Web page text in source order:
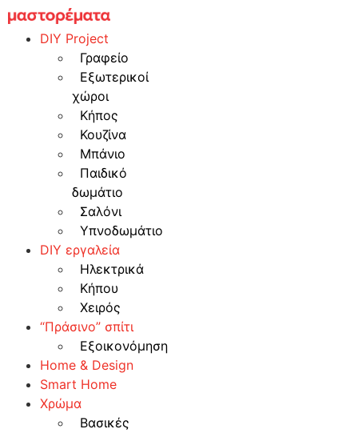
Skip
to
content
DIY Project
Γραφείο
Εξωτερικοί
χώροι
Κήπος
Κουζίνα
Μπάνιο
Παιδικό
δωμάτιο
Σαλόνι
Υπνοδωμάτιο
DIY εργαλεία
Ηλεκτρικά
Κήπου
Χειρός
“Πράσινο” σπίτι
Εξοικονόμηση
Home & Design
Smart Home
Χρώμα
Βασικές